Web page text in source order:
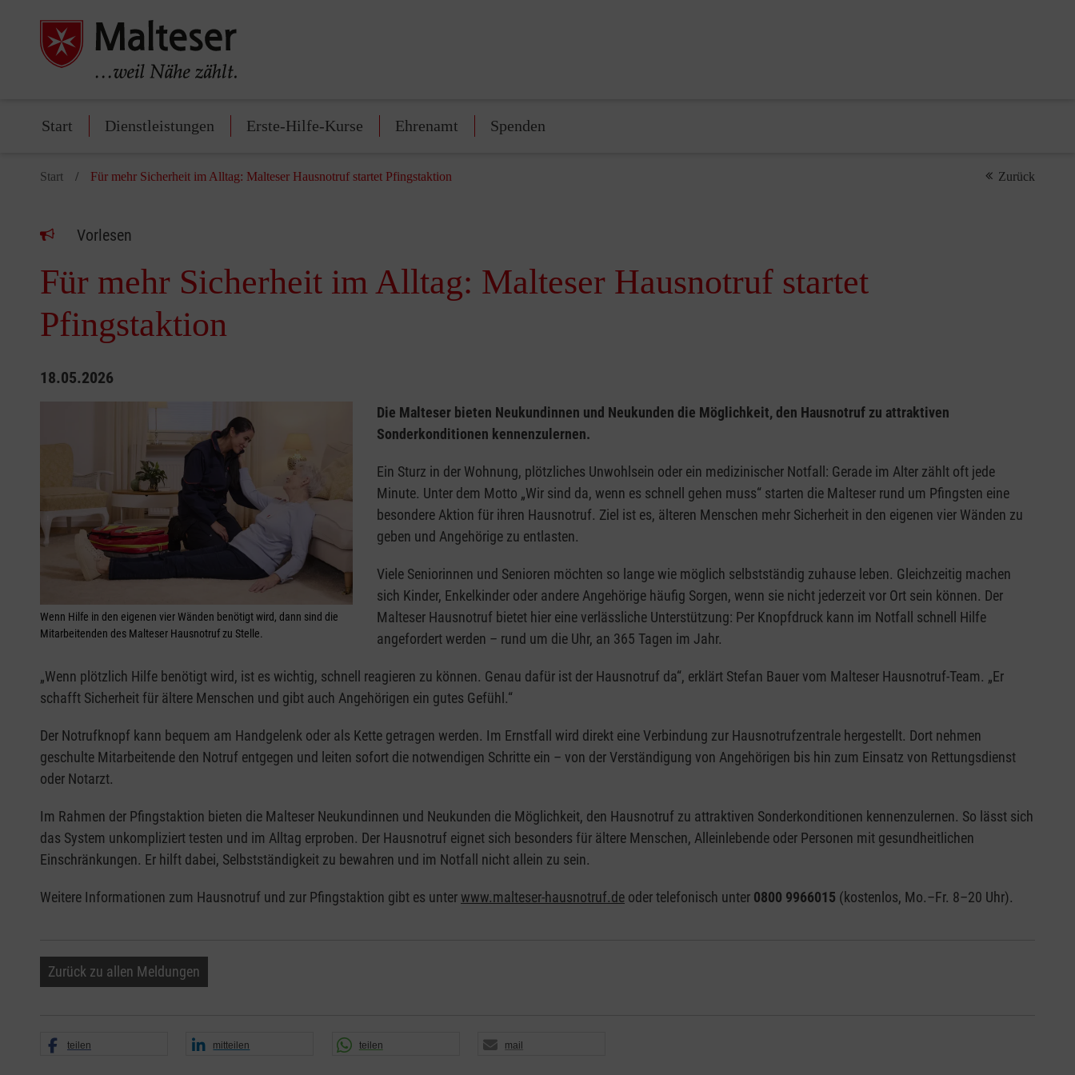
Start Dienstleistungen Erste-Hilfe-Kurse Ehrenamt Spenden
Start Für mehr Sicherheit im Alltag: Malteser Hausnotruf startet Pfingstaktion Zurück
Vorlesen
Für mehr Sicherheit im Alltag: Malteser Hausnotruf startet
Pfingstaktion
18.05.2026
Wenn Hilfe in den eigenen vier Wänden benötigt wird, dann sind die
Mitarbeitenden des Malteser Hausnotruf zu Stelle.
Die Malteser bieten Neukundinnen und Neukunden die Möglichkeit, den Hausnotruf zu attraktiven
Sonderkonditionen kennenzulernen.
Ein Sturz in der Wohnung, plötzliches Unwohlsein oder ein medizinischer Notfall: Gerade im Alter zählt oft jede
Minute. Unter dem Motto „Wir sind da, wenn es schnell gehen muss“ starten die Malteser rund um Pfingsten eine
besondere Aktion für ihren Hausnotruf. Ziel ist es, älteren Menschen mehr Sicherheit in den eigenen vier Wänden zu
geben und Angehörige zu entlasten.
Viele Seniorinnen und Senioren möchten so lange wie möglich selbstständig zuhause leben. Gleichzeitig machen
sich Kinder, Enkelkinder oder andere Angehörige häufig Sorgen, wenn sie nicht jederzeit vor Ort sein können. Der
Malteser Hausnotruf bietet hier eine verlässliche Unterstützung: Per Knopfdruck kann im Notfall schnell Hilfe
angefordert werden – rund um die Uhr, an 365 Tagen im Jahr.
„Wenn plötzlich Hilfe benötigt wird, ist es wichtig, schnell reagieren zu können. Genau dafür ist der Hausnotruf da“, erklärt Stefan Bauer vom Malteser Hausnotruf-Team. „Er
schafft Sicherheit für ältere Menschen und gibt auch Angehörigen ein gutes Gefühl.“
Der Notrufknopf kann bequem am Handgelenk oder als Kette getragen werden. Im Ernstfall wird direkt eine Verbindung zur Hausnotrufzentrale hergestellt. Dort nehmen
geschulte Mitarbeitende den Notruf entgegen und leiten sofort die notwendigen Schritte ein – von der Verständigung von Angehörigen bis hin zum Einsatz von Rettungsdienst
oder Notarzt.
Im Rahmen der Pfingstaktion bieten die Malteser Neukundinnen und Neukunden die Möglichkeit, den Hausnotruf zu attraktiven Sonderkonditionen kennenzulernen. So lässt sich
das System unkompliziert testen und im Alltag erproben. Der Hausnotruf eignet sich besonders für ältere Menschen, Alleinlebende oder Personen mit gesundheitlichen
Einschränkungen. Er hilft dabei, Selbstständigkeit zu bewahren und im Notfall nicht allein zu sein.
Weitere Informationen zum Hausnotruf und zur Pfingstaktion gibt es unterwww.malteser-hausnotruf.de oder telefonisch unter 0800 9966015 (kostenlos, Mo.–Fr. 8–20 Uhr).
Zurück zu allen Meldungen
teilen mitteilen teilen mail